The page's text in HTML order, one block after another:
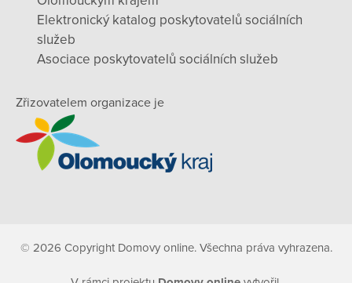
Elektronický katalog poskytovatelů sociálních
služeb
Asociace poskytovatelů sociálních služeb
Zřizovatelem organizace je
© 2026 Copyright Domovy online. Všechna práva vyhrazena.